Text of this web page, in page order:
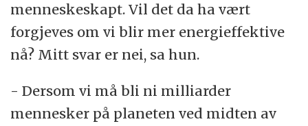
menneskeskapt. Vil det da ha vært
forgjeves om vi blir mer energieffektive
nå? Mitt svar er nei, sa hun.
- Dersom vi må bli ni milliarder
mennesker på planeten ved midten av